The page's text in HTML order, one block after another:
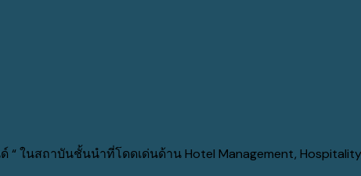
สถาบันชั้นนำที่โดดเด่นด้าน Hotel Management, Hospitality,